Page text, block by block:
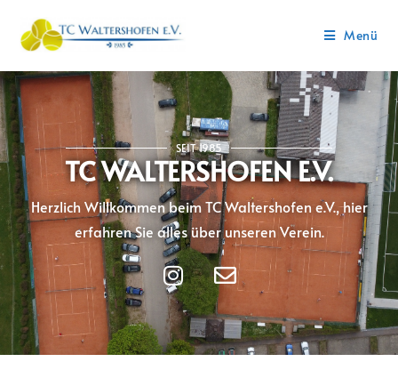
Menü
SEIT 1985
TC WALTERSHOFEN E.V.
Herzlich Willkommen beim TC Waltershofen e.V., hier
erfahren Sie alles über unseren Verein.